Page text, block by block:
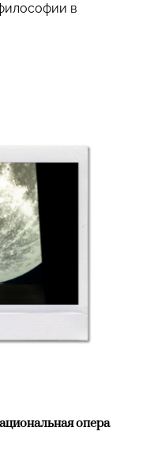
в
опера